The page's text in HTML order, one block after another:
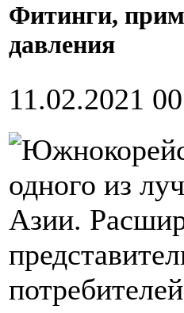
Фитинги,
давления
11.02.2021
одного из
Азии.